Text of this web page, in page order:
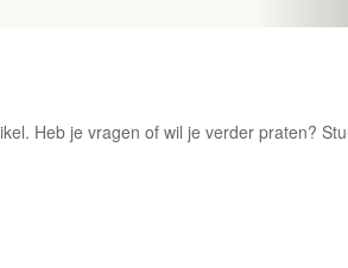
Heb je vragen of wil je verder praten?